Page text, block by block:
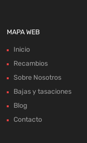
MAPA WEB
Inicio
Recambios
Sobre Nosotros
Bajas y tasaciones
Blog
Contacto